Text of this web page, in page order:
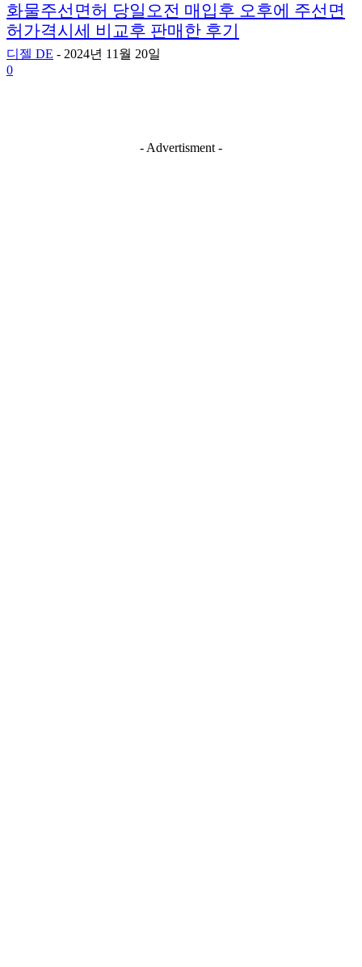
화물주선면허 당일오전 매입후 오후에 주선면
허가격시세 비교후 판매한 후기
디젤 DE - 2024년 11월 20일
0
- Advertisment -